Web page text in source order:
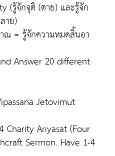
(รู้จักจุติ (ตาย) และรู้จัก
าย)
ณ = รู้จักความหมดสิ้นอา
Answer 20 different
Jetovimut
Charity Ariyasat (Four
Sermon. Have 1-4